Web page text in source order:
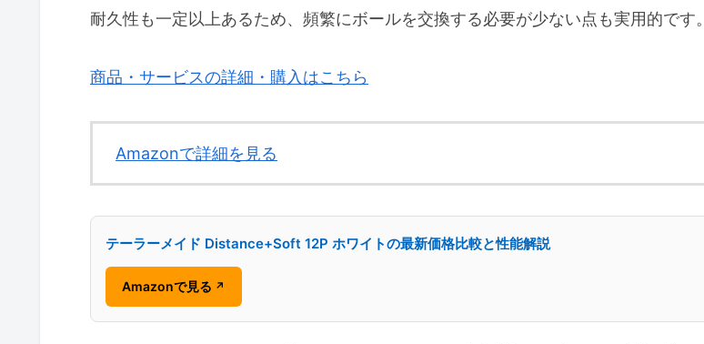
耐久性も一定以上あるため、頻繁にボールを交換する必要が少ない点も実用的です。
商品・サービスの詳細・購入はこちら
Amazonで詳細を見る
テーラーメイド Distance+Soft 12P ホワイトの最新価格比較と性能解説
Amazonで見る ↗